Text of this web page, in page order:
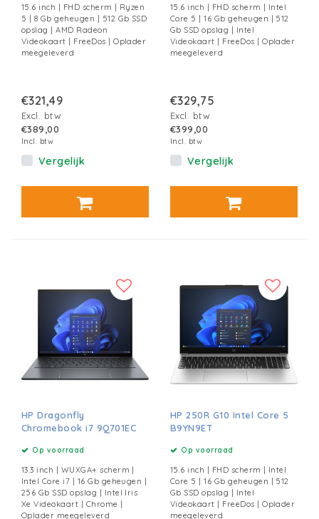
15.6 inch | FHD scherm | Ryzen
5 | 8 Gb geheugen | 512 Gb SSD
opslag | AMD Radeon
Videokaart | FreeDos | Oplader
meegeleverd
€321,49
Excl. btw
€389,00
Incl. btw
Vergelijk
15.6 inch | FHD scherm | Intel
Core 5 | 16 Gb geheugen | 512
Gb SSD opslag | Intel
Videokaart | FreeDos | Oplader
meegeleverd
€329,75
Excl. btw
€399,00
Incl. btw
Vergelijk
HP Dragonfly
Chromebook i7 9Q701EC
Op voorraad
13.3 inch | WUXGA+ scherm |
Intel Core i7 | 16 Gb geheugen |
256 Gb SSD opslag | Intel Iris
Xe Videokaart | Chrome |
Oplader meegeleverd
HP 250R G10 Intel Core 5
B9YN9ET
Op voorraad
15.6 inch | FHD scherm | Intel
Core 5 | 16 Gb geheugen | 512
Gb SSD opslag | Intel
Videokaart | FreeDos | Oplader
meegeleverd